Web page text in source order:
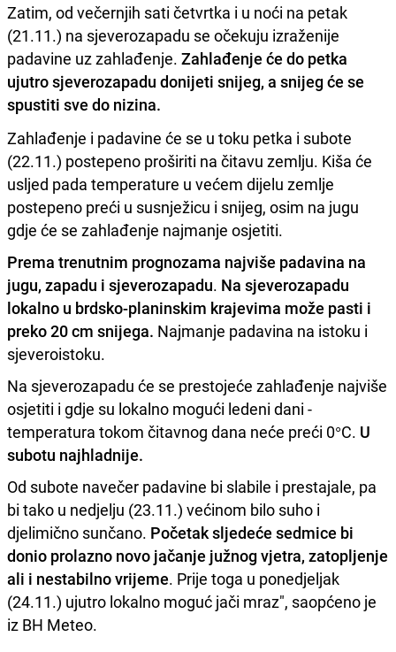
Zatim, od večernjih sati četvrtka i u noći na petak
(21.11.) na sjeverozapadu se očekuju izraženije
padavine uz zahlađenje. Zahlađenje će do petka
ujutro sjeverozapadu donijeti snijeg, a snijeg će se
spustiti sve do nizina.
Zahlađenje i padavine će se u toku petka i subote
(22.11.) postepeno proširiti na čitavu zemlju. Kiša će
usljed pada temperature u većem dijelu zemlje
postepeno preći u susnježicu i snijeg, osim na jugu
gdje će se zahlađenje najmanje osjetiti.
Prema trenutnim prognozama najviše padavina na
jugu, zapadu i sjeverozapadu. Na sjeverozapadu
lokalno u brdsko-planinskim krajevima može pasti i
preko 20 cm snijega. Najmanje padavina na istoku i
sjeveroistoku.
Na sjeverozapadu će se prestojeće zahlađenje najviše
osjetiti i gdje su lokalno mogući ledeni dani -
temperatura tokom čitavnog dana neće preći 0°C. U
subotu najhladnije.
Od subote navečer padavine bi slabile i prestajale, pa
bi tako u nedjelju (23.11.) većinom bilo suho i
djelimično sunčano. Početak sljedeće sedmice bi
donio prolazno novo jačanje južnog vjetra, zatopljenje
ali i nestabilno vrijeme. Prije toga u ponedjeljak
(24.11.) ujutro lokalno moguć jači mraz", saopćeno je
iz BH Meteo.